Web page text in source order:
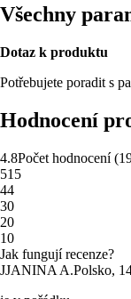
Všechny
Dotaz k produktu
Potřebujete poradit s
Hodnocení
4.8Počet hodnocení(
515
44
30
20
10
Jak fungují recenze?
JJANINA A.Polsko,